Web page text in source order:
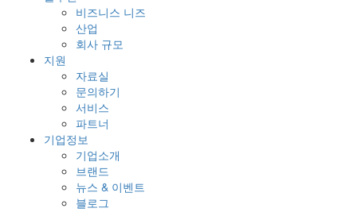
비즈니스 니즈
산업
회사 규모
지원
자료실
문의하기
서비스
파트너
기업정보
기업소개
브랜드
뉴스 & 이벤트
블로그